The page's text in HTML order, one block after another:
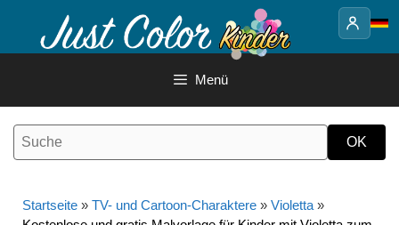
Inhalt
Menü
Startseite » TV- und Cartoon-Charaktere » Violetta »